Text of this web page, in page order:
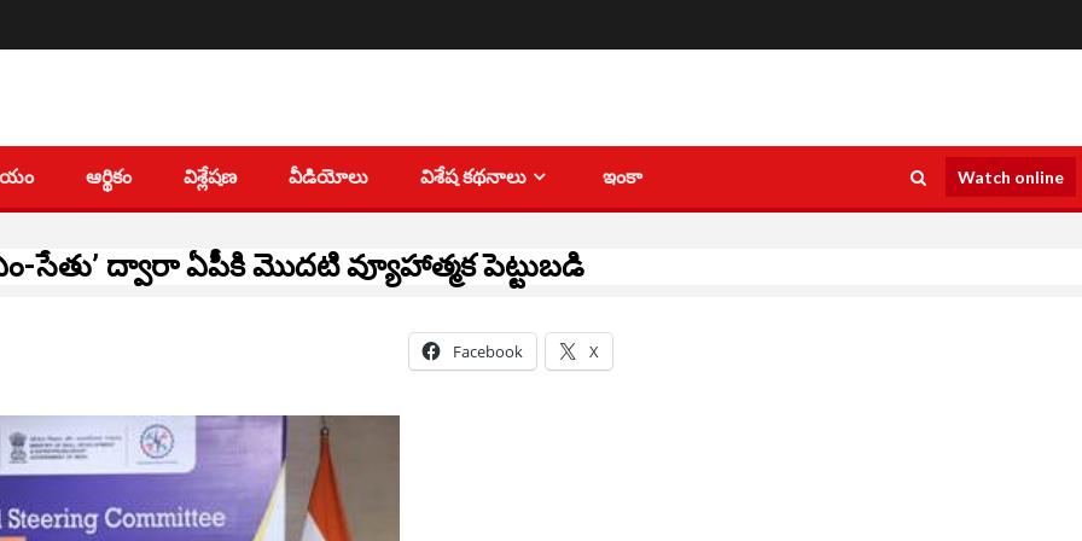
ఆర్థికం విశ్లేషణ వీడియోలు విశేష కథనాలు ఇంకా Watch online
సేతు’ ద్వారా ఏపీకి మొదటి వ్యూహాత్మక పెట్టుబడి
Facebook X